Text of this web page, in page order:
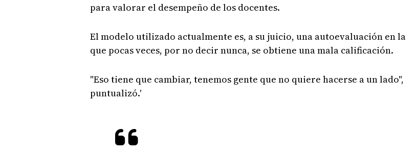
para valorar el desempeño de los docentes.
El modelo utilizado actualmente es, a su juicio, una autoevaluación en la
que pocas veces, por no decir nunca, se obtiene una mala calificación.
"Eso tiene que cambiar, tenemos gente que no quiere hacerse a un lado",
puntualizó.'